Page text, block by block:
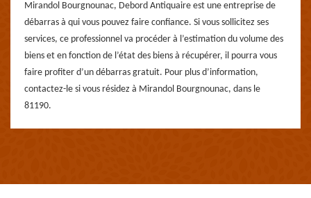
Mirandol Bourgnounac, Debord Antiquaire est une entreprise de
débarras à qui vous pouvez faire confiance. Si vous sollicitez ses
services, ce professionnel va procéder à l’estimation du volume des
biens et en fonction de l’état des biens à récupérer, il pourra vous
faire profiter d’un débarras gratuit. Pour plus d’information,
contactez-le si vous résidez à Mirandol Bourgnounac, dans le
81190.